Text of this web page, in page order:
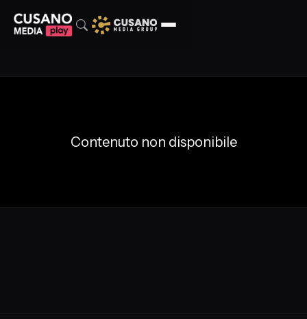
Contenuto non disponibile